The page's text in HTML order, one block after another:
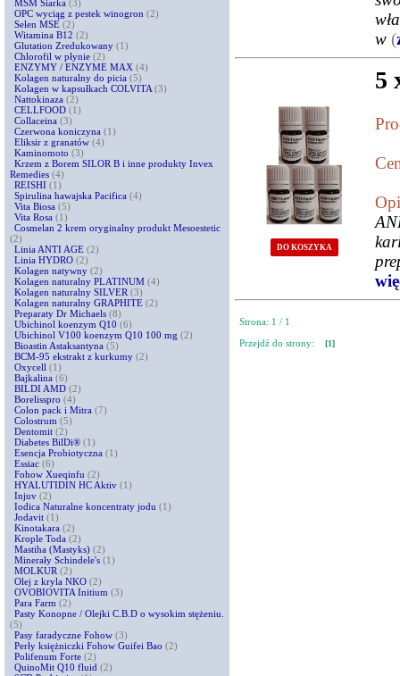
MSM Siarka (3)
OPC wyciąg z pestek winogron (2)
Selen MSE (2)
Witamina B12 (2)
Glutation Zredukowany (1)
Chlorofil w płynie (2)
ENZYMY / ENZYME MAX (4)
Kolagen naturalny do picia (5)
Kolagen w kapsułkach COLVITA (3)
Nattokinaza (2)
CELLFOOD (1)
Collaceina (3)
Czerwona koniczyna (1)
Eliksir z granatów (4)
Kaminomoto (3)
Krzem z Borem SILOR B i inne produkty Invex
Remedies (4)
REISHI (1)
Spirulina hawajska Pacifica (4)
Vita Biosa (5)
Vita Rosa (1)
Cosmelan 2 krem oryginalny produkt Mesoestetic
(2)
Linia ANTI AGE (2)
Linia HYDRO (2)
Kolagen natywny (2)
Kolagen naturalny PLATINUM (4)
Kolagen naturalny SILVER (3)
Kolagen naturalny GRAPHITE (2)
Preparaty Dr Michaels (8)
Ubichinol koenzym Q10 (6)
Ubichinol V100 koenzym Q10 100 mg (2)
Bioastin Astaksantyna (5)
BCM-95 ekstrakt z kurkumy (2)
Oxycell (1)
Bajkalina (6)
BILDI AMD (2)
Borelisspro (4)
Colon pack i Mitra (7)
Colostrum (5)
Dentomit (2)
Diabetes BilDi® (1)
Esencja Probiotyczna (1)
Essiac (6)
Fohow Xueqinfu (2)
HYALUTIDIN HC Aktiv (1)
Injuv (2)
Iodica Naturalne koncentraty jodu (1)
Jodavit (1)
Kinotakara (2)
Krople Toda (2)
Mastiha (Mastyks) (2)
Minerały Schindele's (1)
MOLKUR (2)
Olej z kryla NKO (2)
OVOBIOVITA Initium (3)
Para Farm (2)
Pasty Konopne / Olejki C.B.D o wysokim stężeniu.
(5)
Pasy faradyczne Fohow (3)
Perły księżniczki Fohow Guifei Bao (2)
Polifenum Forte (2)
QuinoMit Q10 fluid (2)
w (
DO KOSZYKA
5
Strona: 1 / 1
Przejdź do strony:
[1]